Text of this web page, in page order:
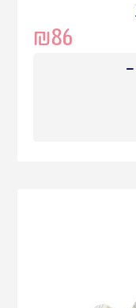
₪86